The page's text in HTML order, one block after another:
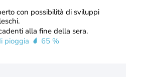
con possibilità di sviluppi
alla fine della sera.
pioggia
65 %